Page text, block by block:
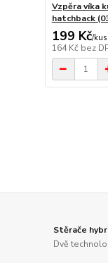
Vzpěra víka
hatchback
199 Kč/kus
164 Kč bez
Stěrače
Dvě